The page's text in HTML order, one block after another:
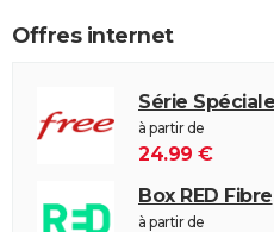
Offres internet
Série
à partir de
24.99 €
Box RED Fibre
à partir de